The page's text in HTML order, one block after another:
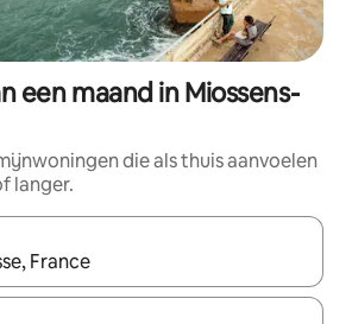
een maand in Miossens-
die als thuis aanvoelen
langer.
beschikbaar zijn, maak je een keuze